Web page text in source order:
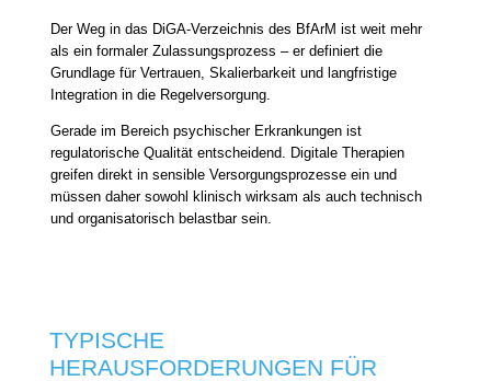
Der Weg in das DiGA-Verzeichnis des BfArM ist weit mehr
als ein formaler Zulassungsprozess – er definiert die
Grundlage für Vertrauen, Skalierbarkeit und langfristige
Integration in die Regelversorgung.
Gerade im Bereich psychischer Erkrankungen ist
regulatorische Qualität entscheidend. Digitale Therapien
greifen direkt in sensible Versorgungsprozesse ein und
müssen daher sowohl klinisch wirksam als auch technisch
und organisatorisch belastbar sein.
TYPISCHE
HERAUSFORDERUNGEN FÜR